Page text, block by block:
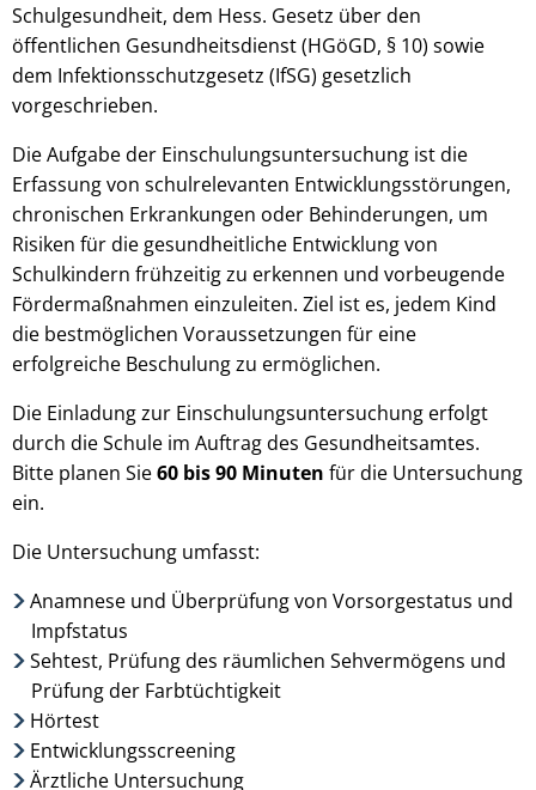
Schulgesundheit, dem Hess. Gesetz über den
öffentlichen Gesundheitsdienst (HGöGD, § 10) sowie
dem Infektionsschutzgesetz (IfSG) gesetzlich
vorgeschrieben.
Die Aufgabe der Einschulungsuntersuchung ist die
Erfassung von schulrelevanten Entwicklungsstörungen,
chronischen Erkrankungen oder Behinderungen, um
Risiken für die gesundheitliche Entwicklung von
Schulkindern frühzeitig zu erkennen und vorbeugende
Fördermaßnahmen einzuleiten. Ziel ist es, jedem Kind
die bestmöglichen Voraussetzungen für eine
erfolgreiche Beschulung zu ermöglichen.
Die Einladung zur Einschulungsuntersuchung erfolgt
durch die Schule im Auftrag des Gesundheitsamtes.
Bitte planen Sie60 bis 90 Minuten für die Untersuchung
ein.
Die Untersuchung umfasst:
Anamnese und Überprüfung von Vorsorgestatus und
Impfstatus
Sehtest, Prüfung des räumlichen Sehvermögens und
Prüfung der Farbtüchtigkeit
Hörtest
Entwicklungsscreening
Ärztliche Untersuchung